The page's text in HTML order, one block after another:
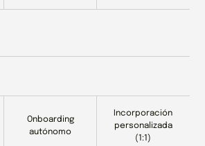
Onboarding
autónomo
Incorporación
personalizada
(1:1)